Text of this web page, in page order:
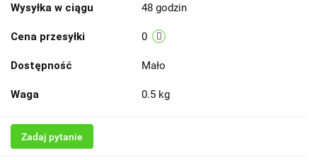
Wysyłka w ciągu 48 godzin
Cena przesyłki 0
Dostępność Mało
Waga 0.5 kg
Zadaj pytanie